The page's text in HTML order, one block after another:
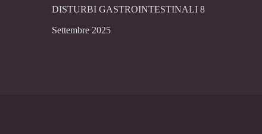
DISTURBI GASTROINTESTINALI 8
Settembre 2025